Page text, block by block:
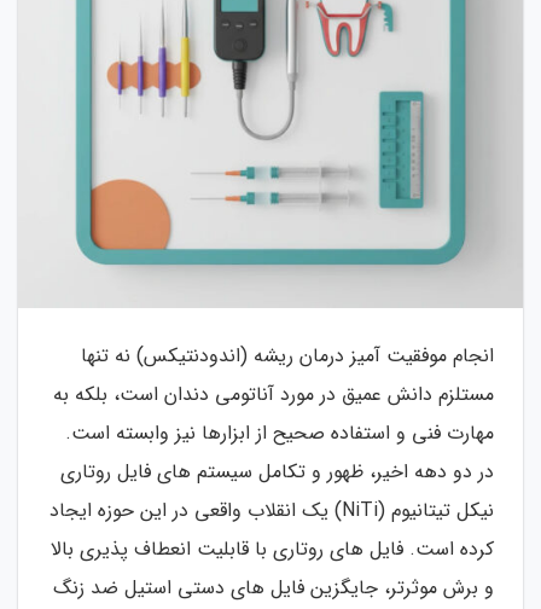
انجام موفقیت آمیز درمان ریشه (اندودنتیکس) نه تنها
مستلزم دانش عمیق در مورد آناتومی دندان است، بلکه به
مهارت فنی و استفاده صحیح از ابزارها نیز وابسته است.
در دو دهه اخیر، ظهور و تکامل سیستم های فایل روتاری
نیکل تیتانیوم (NiTi) یک انقلاب واقعی در این حوزه ایجاد
کرده است. فایل های روتاری با قابلیت انعطاف پذیری بالا
و برش موثرتر، جایگزین فایل های دستی استیل ضد زنگ